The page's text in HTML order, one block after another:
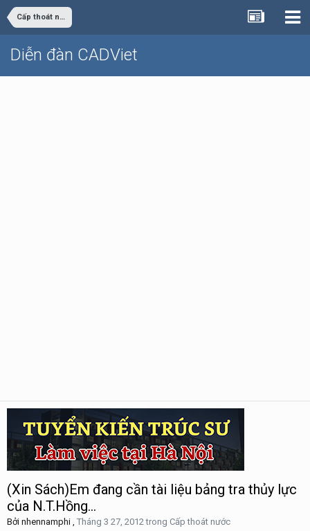
Cấp thoát nước
Diễn đàn CADViet
(Xin Sách)Em đang cần tài liệu bảng tra thủy lực
của N.T.Hồng...
Bởi nhennamphi , Tháng 3 27, 2012trong Cấp thoát nước